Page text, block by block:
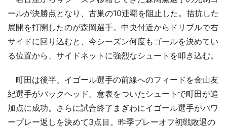
ールが決勝点となり、古巣の10連覇を阻止した。拮抗した
展開を打開したのが森岡選手。中央付近からドリブルで右
サイドに回り込むと、今シーズン何度もゴールを決めてい
る位置から、サイドネットに強烈なシュートを叩き込む。
町田は後半、イゴール選手の前線へのフィードを金山友
紀選手がバックヘッド。意表をついたシュートで町田が追
加点に成功。さらに試合終了まぎわにイゴール選手がパワ
ープレー返しを決めて3点目。昨季プレーオフ初戦敗退の